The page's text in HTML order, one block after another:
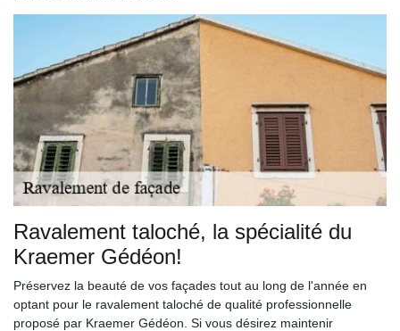
Ravalement taloché, la spécialité du
Kraemer Gédéon!
Préservez la beauté de vos façades tout au long de l'année en
optant pour le ravalement taloché de qualité professionnelle
proposé par Kraemer Gédéon. Si vous désirez maintenir